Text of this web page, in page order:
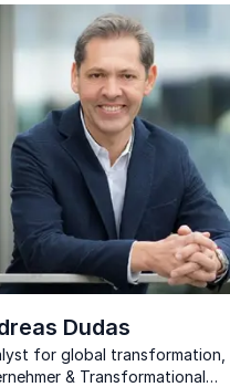
Dudas
for global transformation,
& Transformational